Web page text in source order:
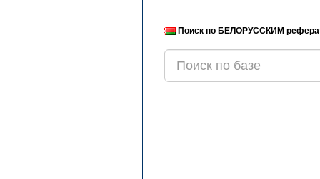
Поиск по БЕЛОРУССКИМ